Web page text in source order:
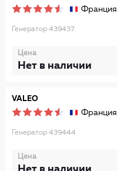
Франция
Генератор 439437
Цена
Нет в наличии
VALEO
Франция
Генератор 439444
Цена